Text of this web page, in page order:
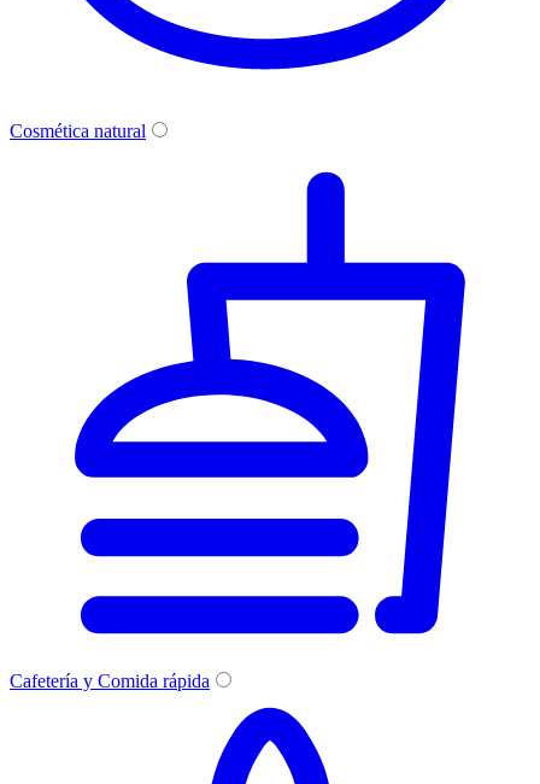
Cosmética natural
Cafetería y Comida rápida